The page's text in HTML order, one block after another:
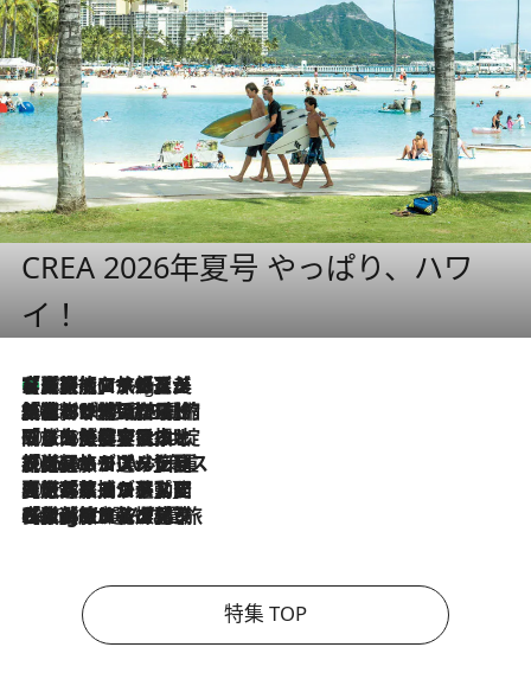
CREA 2026年夏号 やっぱり、ハワ
イ！
10 Hours Ago
【厳選旅コスメ】「多機能アイテムがメイン！」旅好き美容エディターが選んだ夏旅ベストコスメを発表【Mサイズジップ】
2026.8.6
「荷物が増えるほど旅ストレスは増す」美容ジャーナリストがたどり着いた最終結論。“化粧品を劇的に減らす”感動の凝縮美容とは
2026.8.6
「旅先には金髪ウィッグを持参」日本と同じメイクでは損してる!? 美容ジャーナリストが提案する“掟破りの旅美容”とは
2026.8.6
【厳選旅コスメ】「身軽さ＆UV対策重視！」ヘアアーティストshucoが選んだ夏旅ベストコスメを発表【Mサイズジップ】
2026.8.5
【厳選旅コスメ】国内をあちこち移動する河井菜摘が選んだ夏旅ベストコスメ発表！「リラックスアイテムはマスト」【Mサイズジップ】
2026.8.4
【厳選旅コスメ】「紫外線＆乾燥対策しながらメイク感も！」ヘア＆メイクGeorgeが選んだ夏旅ベストコスメを発表！【Mサイズジップ】
特集 TOP